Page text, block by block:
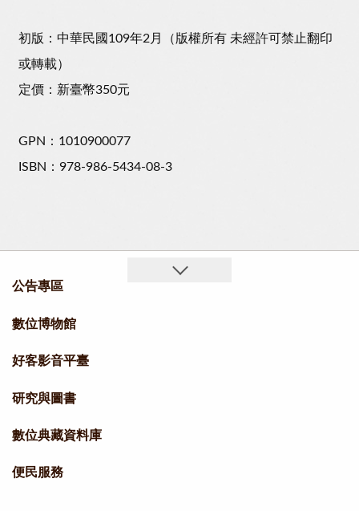
初版：中華民國109年2月（版權所有 未經許可禁止翻印
或轉載）
定價：新臺幣350元
GPN：1010900077
ISBN：978-986-5434-08-3
公告專區
數位博物館
好客影音平臺
研究與圖書
數位典藏資料庫
便民服務